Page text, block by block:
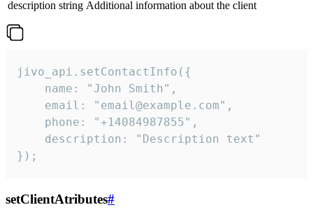
description string Additional information about the client
jivo_api.setContactInfo({
    name: "John Smith",
    email: "email@example.com",
    phone: "+14084987855",
    description: "Description text"
});
setClientAtributes#